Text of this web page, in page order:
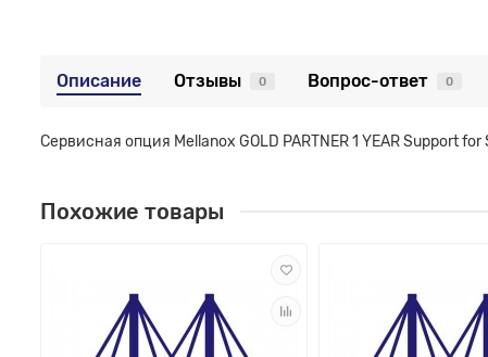
Описание Отзывы 0 Вопрос-ответ 0
Сервисная опция Mellanox GOLD PARTNER 1 YEAR Support
Похожие товары